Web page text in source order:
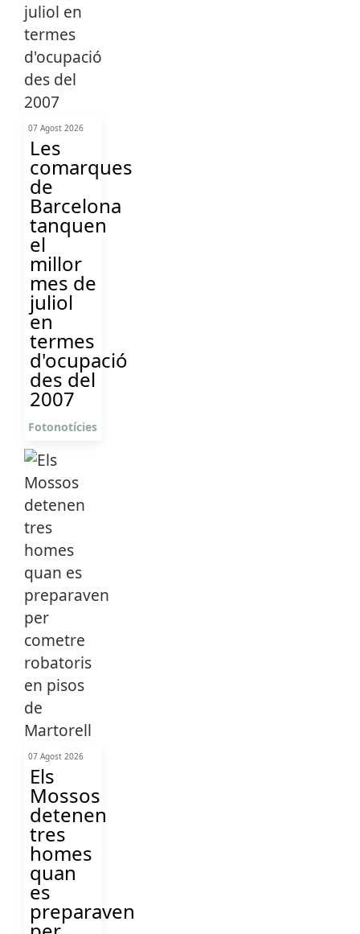
07 Agost 2026
Les
comarques
de
Barcelona
tanquen
el
millor
mes de
juliol
en
termes
d'ocupació
des del
2007
Fotonotícies
07 Agost 2026
Els
Mossos
detenen
tres
homes
quan
es
preparaven